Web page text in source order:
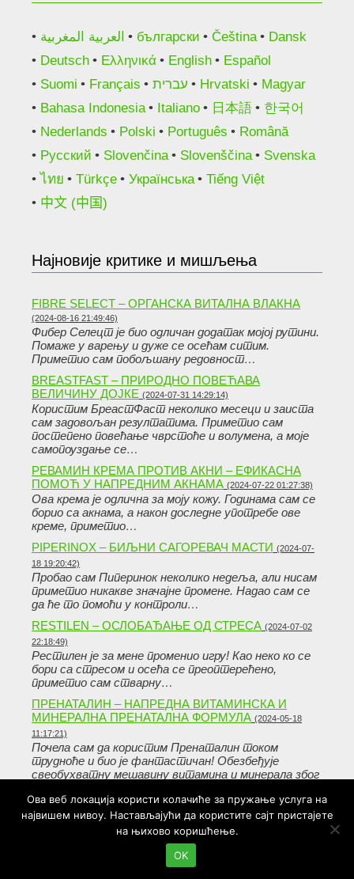
العربية المغربية български Čeština
Dansk
Deutsch
Ελληνικά English
Español
Suomi
Français עברית Hrvatski
Magyar
Bahasa Indonesia
Italiano 日本語
한국어
Nederlands
Polski Português
Română
Русский
Slovenčina Slovenščina
Svenska
ไทย
Türkçe Українська
Tiếng Việt
中文 (中国)
Најновије критике и мишљења
FIBRE SELECT – ОРГАНСКА ВИТАЛНА ВЛАКНА
(2024-08-16 21:49:46)
Фибер Селецт је био одличан додатак мојој рутини.
Помаже у варењу и дуже се осећам ситим.
Приметио сам побољшану редовност…
BREASTFAST – ПРИРОДНО ПОВЕЋАВА
ВЕЛИЧИНУ ДОЈКЕ (2024-07-31 14:29:14)
Користим БреастФаст неколико месеци и заиста
сам задовољан резултатима. Приметио сам
постепено повећање чврстоће и волумена, а моје
самопоуздање се…
РЕВАМИН КРЕМА ПРОТИВ АКНИ – ЕФИКАСНА
ПОМОЋ У НАПРЕДНИМ АКНАМА (2024-07-22 01:27:38)
Ова крема је одлична за моју кожу. Годинама сам се
борио са акнама, а након доследне употребе ове
креме, приметио…
PIPERINOX – БИЉНИ САГОРЕВАЧ МАСТИ (2024-07-
18 19:20:42)
Пробао сам Пиперинок неколико недеља, али нисам
приметио никакве значајне промене. Надао сам се
да ће то помоћи у контроли…
RESTILEN – ОСЛОБАЂАЊЕ ОД СТРЕСА (2024-07-02
22:18:49)
Рестилен је за мене променио игру! Као неко ко се
бори са стресом и осећа се преоптерећено,
приметио сам стварну…
ПРЕНАТАЛИН – НАПРЕДНА ВИТАМИНСКА И
МИНЕРАЛНА ПРЕНАТАЛНА ФОРМУЛА (2024-05-18
11:17:21)
Почела сам да користим Пренаталин током
трудноће и био је фантастичан! Обезбеђује
свеобухватну мешавину витамина и минерала због
НАЈТ МЕГА БУРНЕР – ИНОВАТИВНО УКЛАЊАЊЕ
ВИШКА МАСТИ
(2024-05-12 17:17:24)
Производ изгледа добро, посебно природни
састојци. Свиђа ми се што на тржишту има све
више опција које подржавају здрав начин…
Ова веб локација користи колачиће за пружање услуга на
највишем нивоу. Настављајући да користите сајт пристајете
на њихово коришћење.
OK